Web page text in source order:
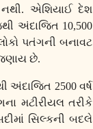
એશિયાઈ દેશ
અંદાજિત 10,500
પતંગની બનાવટ
છે.
2500 વર્ષ
મટીરીયલ તરીકે
સિલ્કની બદલે